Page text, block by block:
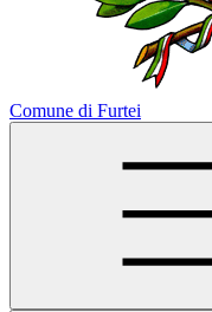
Comune di Furtei